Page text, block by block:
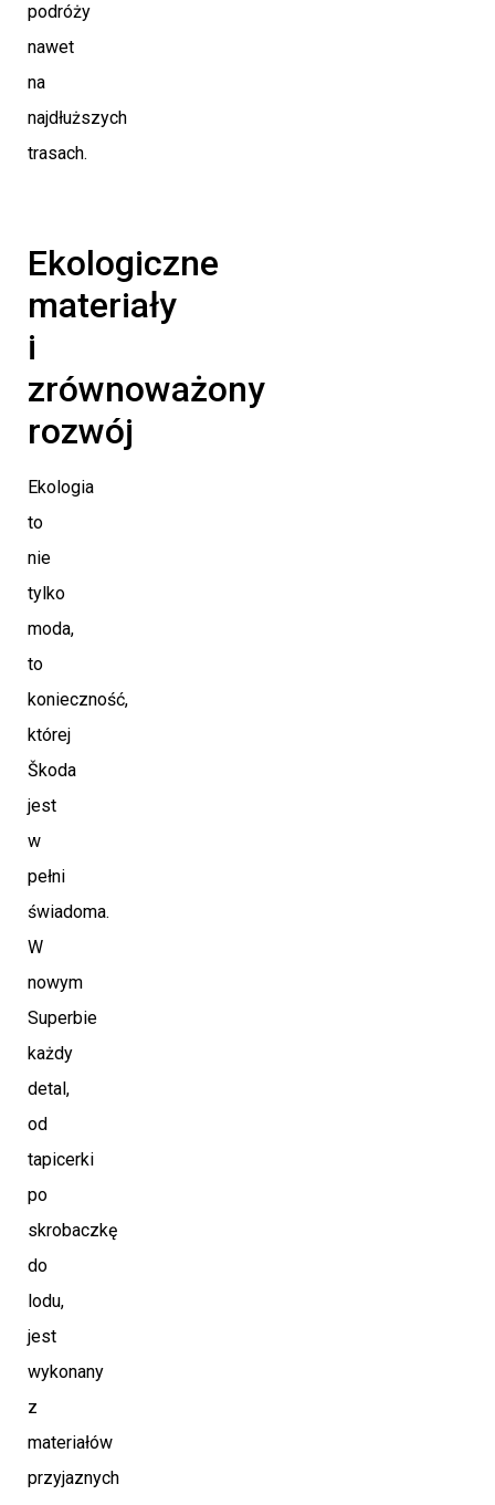
podróży
nawet
na
najdłuższych
trasach.
Ekologiczne
materiały
i
zrównoważony
rozwój
Ekologia
to
nie
tylko
moda,
to
konieczność,
której
Škoda
jest
w
pełni
świadoma.
W
nowym
Superbie
każdy
detal,
od
tapicerki
po
skrobaczkę
do
lodu,
jest
wykonany
z
materiałów
przyjaznych